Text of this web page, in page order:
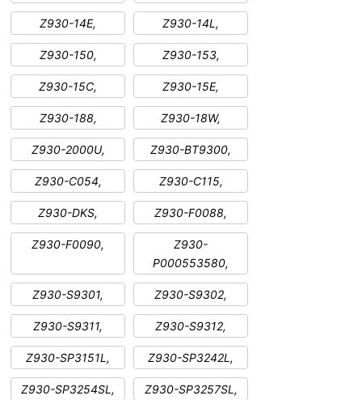
Z930-14E, Z930-14L,
Z930-150, Z930-153,
Z930-15C, Z930-15E,
Z930-188, Z930-18W,
Z930-2000U, Z930-BT9300,
Z930-C054, Z930-C115,
Z930-DKS, Z930-F0088,
Z930-F0090,
Z930-
P000553580,
Z930-S9301, Z930-S9302,
Z930-S9311, Z930-S9312,
Z930-SP3151L, Z930-SP3242L,
Z930-SP3254SL, Z930-SP3257SL,